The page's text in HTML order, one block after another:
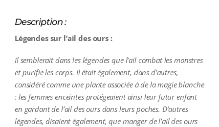
Description :
Légendes sur l’ail des ours :
Il semblerait dans les légendes que l’ail combat les monstres
et purifie les corps. Il était également, dans d’autres,
considéré comme une plante associée à de la magie blanche
: les femmes enceintes protégeaient ainsi leur futur enfant
en gardant de l’ail des ours dans leurs poches. D’autres
légendes, disaient également, que manger de l’ail des ours